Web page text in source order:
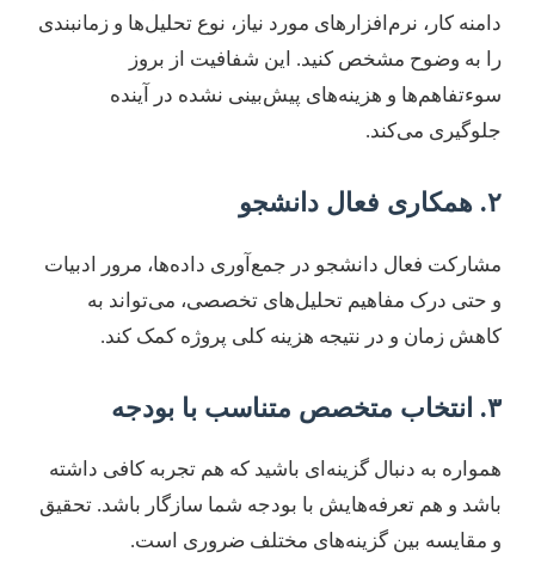
دامنه کار، نرم‌افزارهای مورد نیاز، نوع تحلیل‌ها و زمانبندی
را به وضوح مشخص کنید. این شفافیت از بروز
سوءتفاهم‌ها و هزینه‌های پیش‌بینی نشده در آینده
جلوگیری می‌کند.
۲. همکاری فعال دانشجو
مشارکت فعال دانشجو در جمع‌آوری داده‌ها، مرور ادبیات
و حتی درک مفاهیم تحلیل‌های تخصصی، می‌تواند به
کاهش زمان و در نتیجه هزینه کلی پروژه کمک کند.
۳. انتخاب متخصص متناسب با بودجه
همواره به دنبال گزینه‌ای باشید که هم تجربه کافی داشته
باشد و هم تعرفه‌هایش با بودجه شما سازگار باشد. تحقیق
و مقایسه بین گزینه‌های مختلف ضروری است.